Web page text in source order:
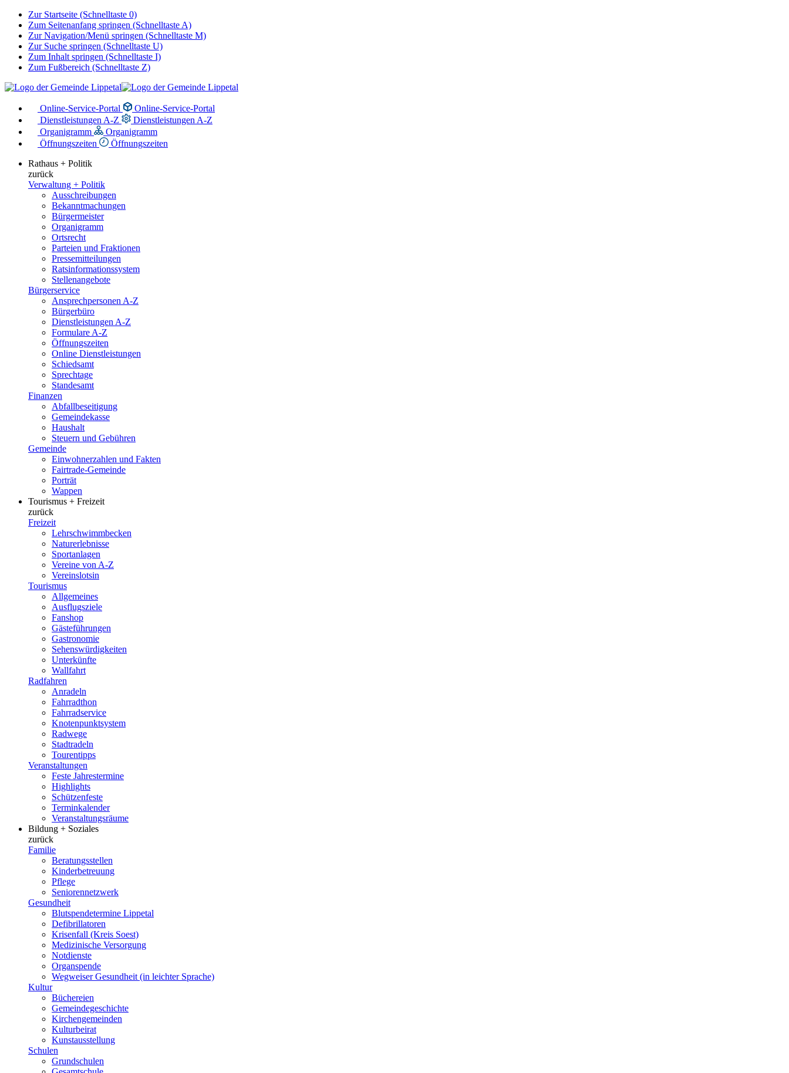
Zur Startseite (Schnelltaste 0)
Zum Seitenanfang springen (Schnelltaste A)
Zur Navigation/Menü springen (Schnelltaste M)
Zur Suche springen (Schnelltaste U)
Zum Inhalt springen (Schnelltaste I)
Zum Fußbereich (Schnelltaste Z)
Online-Service-Portal
Online-Service-Portal
Dienstleistungen A-Z
Dienstleistungen A-Z
Organigramm
Organigramm
Öffnungszeiten
Öffnungszeiten
Rathaus + Politik
zurück
Verwaltung + Politik
Ausschreibungen
Bekanntmachungen
Bürgermeister
Organigramm
Ortsrecht
Parteien und Fraktionen
Pressemitteilungen
Ratsinformationssystem
Stellenangebote
Bürgerservice
Ansprechpersonen A-Z
Bürgerbüro
Dienstleistungen A-Z
Formulare A-Z
Öffnungszeiten
Online Dienstleistungen
Schiedsamt
Sprechtage
Standesamt
Finanzen
Abfallbeseitigung
Gemeindekasse
Haushalt
Steuern und Gebühren
Gemeinde
Einwohnerzahlen und Fakten
Fairtrade-Gemeinde
Porträt
Wappen
Tourismus + Freizeit
zurück
Freizeit
Lehrschwimmbecken
Naturerlebnisse
Sportanlagen
Vereine von A-Z
Vereinslotsin
Tourismus
Allgemeines
Ausflugsziele
Fanshop
Gästeführungen
Gastronomie
Sehenswürdigkeiten
Unterkünfte
Wallfahrt
Radfahren
Anradeln
Fahrradthon
Fahrradservice
Knotenpunktsystem
Radwege
Stadtradeln
Tourentipps
Veranstaltungen
Feste Jahrestermine
Highlights
Schützenfeste
Terminkalender
Veranstaltungsräume
Bildung + Soziales
zurück
Familie
Beratungsstellen
Kinderbetreuung
Pflege
Seniorennetzwerk
Gesundheit
Blutspendetermine Lippetal
Defibrillatoren
Krisenfall (Kreis Soest)
Medizinische Versorgung
Notdienste
Organspende
Wegweiser Gesundheit (in leichter Sprache)
Kultur
Büchereien
Gemeindegeschichte
Kirchengemeinden
Kulturbeirat
Kunstausstellung
Schulen
Grundschulen